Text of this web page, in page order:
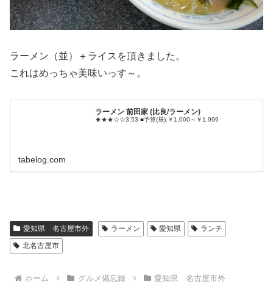
ラーメン（並）＋ライスを頂きました。
これはめっちゃ美味いっす～。
ラーメン 前田家 (比良/ラーメン)
★★★☆☆3.53 ■予算(昼):￥1,000～￥1,999
tabelog.com
愛知県 名古屋市外 ラーメン 愛知県
ランチ
北名古屋市
ホーム グルメ備忘録 愛知県 名古屋市外